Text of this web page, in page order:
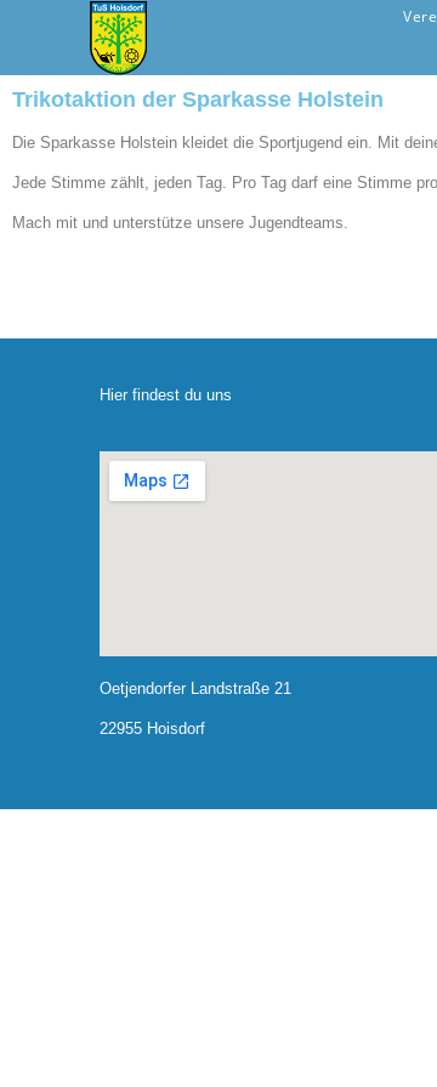
Trikotaktion der Sparkasse Holstein
Die Sparkasse Holstein kleidet die Sportjugend ein. Mit
Jede Stimme zählt, jeden Tag. Pro Tag darf eine Stimme
Mach mit und unterstütze unsere Jugendteams.
Hier findest du uns
Oetjendorfer Landstraße 21
22955 Hoisdorf